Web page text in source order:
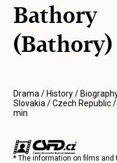
Bathory
(Bathory)
Drama / History /
Slovakia / Czech Republic
min
* The information on films and